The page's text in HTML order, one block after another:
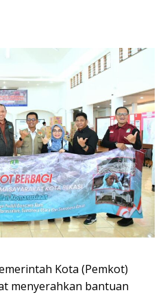
Kota (Pemkot)
menyerahkan bantuan